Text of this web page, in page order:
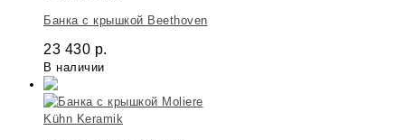
Банка с крышкой Beethoven
23 430 р.
В наличии
Kühn Keramik